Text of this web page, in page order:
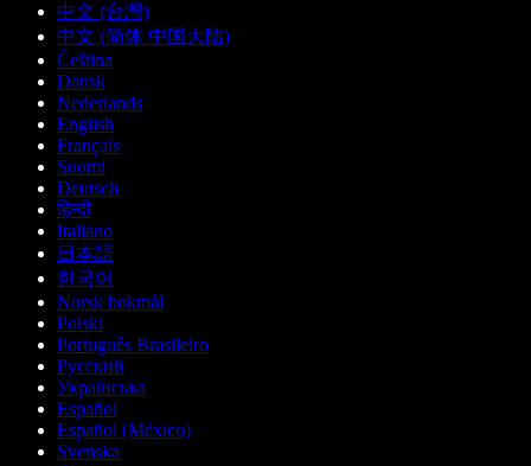
中文 (台灣)
中文 (简体 中国大陆)
Čeština
Dansk
Nederlands
English
Français
Suomi
Deutsch
हिन्दी
Italiano
日本語
한국어
Norsk bokmål
Polski
Português Brasileiro
Русский
Українська
Español
Español (México)
Svenska